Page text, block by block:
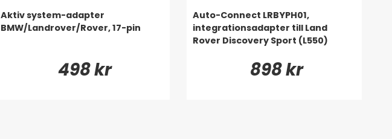
Aktiv system-adapter
BMW/Landrover/Rover, 17-pin
498 kr
Auto-Connect LRBYPH01,
integrationsadapter till Land
Rover Discovery Sport (L550)
898 kr